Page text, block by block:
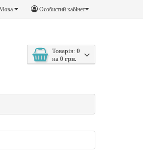
Особистий кабінет
Товарів: 0
на 0 грн.